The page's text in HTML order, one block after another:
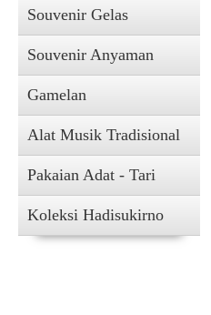
Souvenir Gelas
Souvenir Anyaman
Gamelan
Alat Musik Tradisional
Pakaian Adat - Tari
Koleksi Hadisukirno